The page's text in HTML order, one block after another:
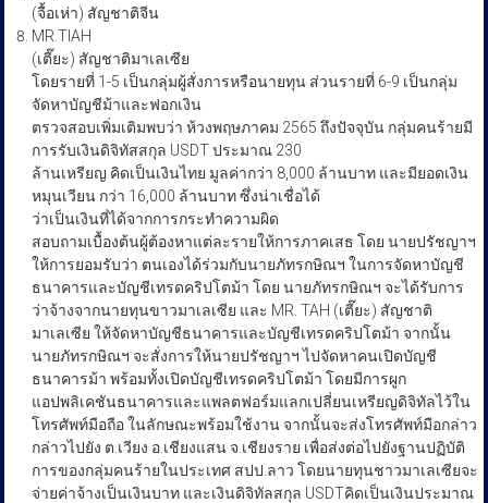
(จื้อเห่า) สัญชาติจีน
MR.TIAH
(เตี๊ยะ) สัญชาติมาเลเซีย
โดยรายที่ 1-5 เป็นกลุ่มผู้สั่งการหรือนายทุน ส่วนรายที่ 6-9 เป็นกลุ่ม
จัดหาบัญชีม้าและฟอกเงิน
ตรวจสอบเพิ่มเติมพบว่า ห้วงพฤษภาคม 2565 ถึงปัจจุบัน กลุ่มคนร้ายมี
การรับเงินดิจิทัสสกุล USDT ประมาณ 230
ล้านเหรียญ คิดเป็นเงินไทย มูลค่ากว่า 8,000 ล้านบาท และมียอดเงิน
หมุนเวียน กว่า 16,000 ล้านบาท ซึ่งน่าเชื่อได้
ว่าเป็นเงินที่ได้จากการกระทำความผิด
สอบถามเบื้องต้นผู้ต้องหาแต่ละรายให้การภาคเสธ โดย นายปรัชญาฯ
ให้การยอมรับว่า ตนเองได้ร่วมกับนายภัทรกษิณฯ ในการจัดหาบัญชี
ธนาคารและบัญชีเทรดคริปโตม้า โดย นายภัทรกษิณฯ จะได้รับการ
ว่าจ้างจากนายทุนขาวมาเลเซีย และ MR. TAH (เตี๊ยะ) สัญชาติ
มาเลเซีย ให้จัดหาบัญชีธนาคารและบัญชีเทรดคริปโตม้า จากนั้น
นายภัทรกษิณฯ จะสั่งการให้นายปรัชญาฯ ไปจัดหาคนเปิดบัญชี
ธนาคารม้า พร้อมทั้งเปิดบัญชีเทรดคริปโตม้า โดยมีการผูก
แอปพลิเคชันธนาคารและแพลตฟอร์มแลกเปลี่ยนเหรียญดิจิทัลไว้ใน
โทรศัพท์มือถือ ในลักษณะพร้อมใช้งาน จากนั้นจะส่งโทรศัพท์มือกล่าว
กล่าวไปยัง ต.เวียง อ.เชียงแสน จ.เชียงราย เพื่อส่งต่อไปยังฐานปฏิบัติ
การของกลุ่มคนร้ายในประเทศ สปป.ลาว โดยนายทุนชาวมาเลเซียจะ
จ่ายค่าจ้างเป็นเงินบาท และเงินดิจิทัลสกุล USDTคิดเป็นเงินประมาณ